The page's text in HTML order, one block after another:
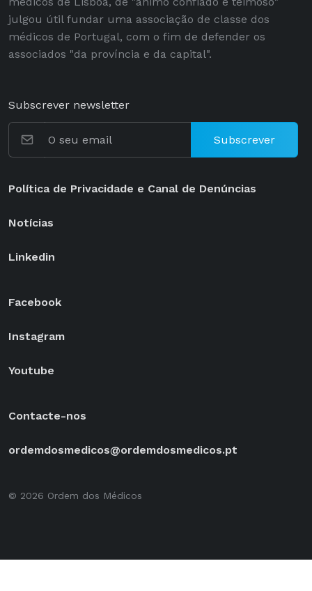
julgou útil fundar uma associação de classe dos
médicos de Portugal, com o fim de defender os
associados "da província e da capital".
Subscrever newsletter
Subscrever
Política de Privacidade e Canal de Denúncias
Notícias
Linkedin
Facebook
Instagram
Youtube
Contacte-nos
ordemdosmedicos@ordemdosmedicos.pt
© 2026 Ordem dos Médicos